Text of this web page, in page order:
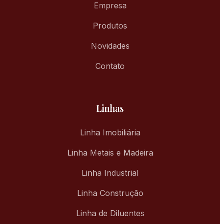
Empresa
Produtos
Novidades
Contato
Linhas
Linha Imobiliária
Linha Metais e Madeira
Linha Industrial
Linha Construção
Linha de Diluentes